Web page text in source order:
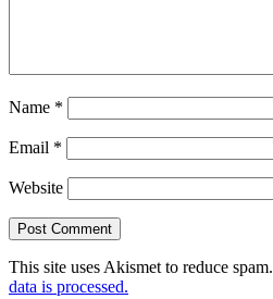
Name *
Email *
Website
This site uses Akismet to reduce spam.
data is processed.